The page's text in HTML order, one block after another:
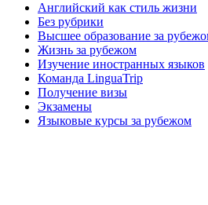
Английский как стиль жизни
Без рубрики
Высшее образование за
Жизнь за рубежом
Изучение иностранных языков
Команда LinguaTrip
Получение визы
Экзамены
Языковые курсы за рубежом